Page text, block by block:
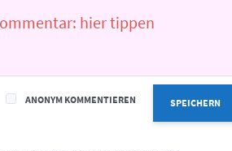
SPEICHERN
ANONYM KOMMENTIEREN